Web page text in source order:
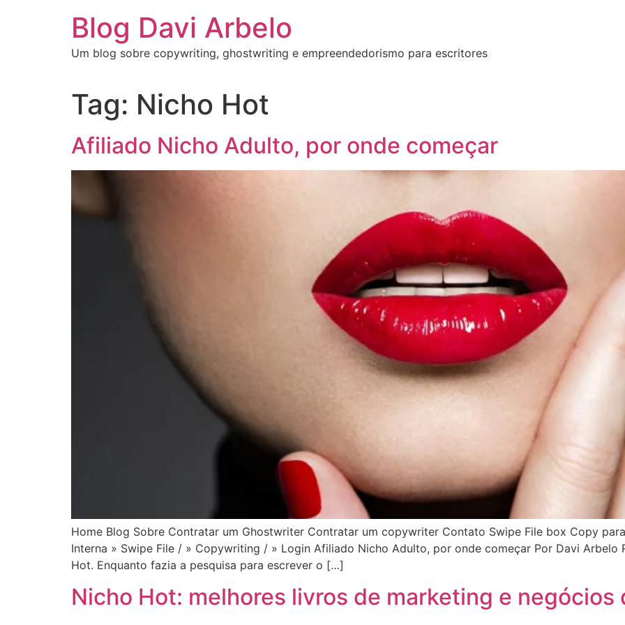
Blog Davi Arbelo
Um blog sobre copywriting, ghostwriting e empreendedorismo para escritores
Tag: Nicho Hot
Afiliado Nicho Adulto, por onde começar
Home Blog Sobre Contratar um Ghostwriter Contratar um copywriter Contato Swipe File box Copy
Interna » Swipe File / » Copywriting / » Login Afiliado Nicho Adulto, por onde começar Por Davi Arbelo
Hot. Enquanto fazia a pesquisa para escrever o […]
Nicho Hot: melhores livros de marketing e